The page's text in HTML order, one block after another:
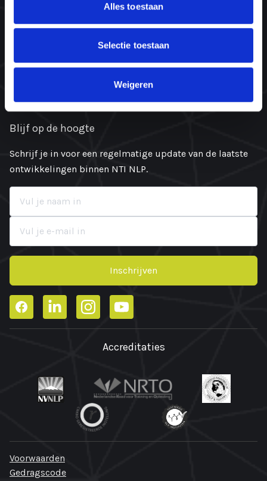
Alles toestaan
Selectie toestaan
Weigeren
072-505 35 01
06-45 66 44 66 (alleen WhatsApp, nieuw!)
Oosterzijweg 8
Blijf op de hoogte
Schrijf je in voor een regelmatige update van de laatste
ontwikkelingen binnen NTI NLP.
Inschrijven
FacebookLinkedInInstagramYouTube
Accreditaties
Voorwaarden
Gedragscode